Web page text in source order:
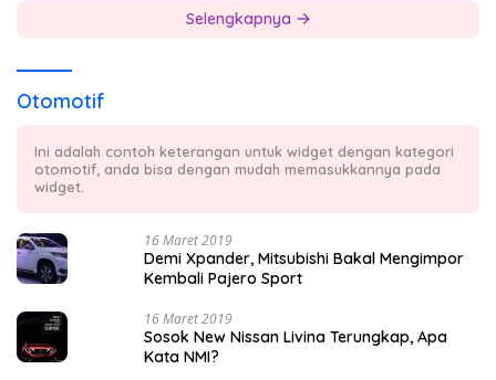
Selengkapnya
Otomotif
Ini adalah contoh keterangan untuk widget dengan kategori
otomotif, anda bisa dengan mudah memasukkannya pada
widget.
16 Maret 2019
Demi Xpander, Mitsubishi Bakal Mengimpor
Kembali Pajero Sport
16 Maret 2019
Sosok New Nissan Livina Terungkap, Apa
Kata NMI?